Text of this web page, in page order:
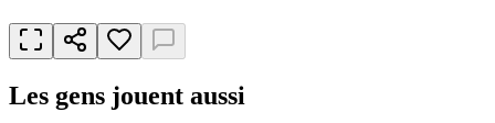
Les gens jouent aussi